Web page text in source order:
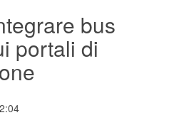
bus
portali di